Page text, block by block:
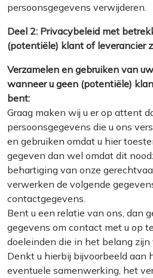
persoonsgegevens verwijderen.
Deel 2: Privacybeleid met
(potentiële) klant of leverancier
Verzamelen en gebruiken van
wanneer u geen (potentiële)
bent:
Graag maken wij u er op attent
persoonsgegevens die u ons
en gebruiken omdat u hier
gegeven dan wel omdat dit
behartiging van onze
verwerken de volgende
contactgegevens.
Bent u een relatie van ons, dan
gegevens om contact met u op
doeleinden die in het belang
Denkt u hierbij bijvoorbeeld aan
eventuele samenwerking, het